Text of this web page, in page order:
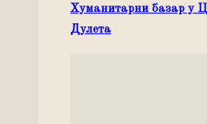
Хуманитарни базар у
Дулета